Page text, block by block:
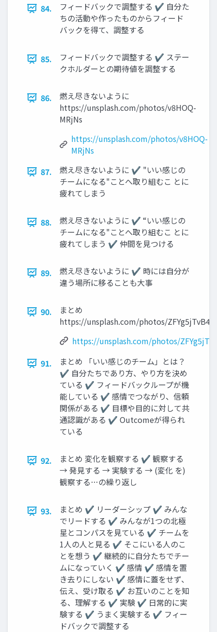
84.
フィードバックで調整する ✔ 自分た
ちの活動や作ったものからフィード
バックを得て、調整する
85.
フィードバックで調整する ✔ ステー
クホルダーとの期待値を調整する
86.
燃え尽きないように
https://unsplash.com/photos/v8HOQ-
MRjNs
https://unsplash.com/photos/v8HOQ-
MRjNs
87.
燃え尽きないように ✔ "いい感じの
チームになる"ことへ取り組むこ とに
疲れてしまう
88.
燃え尽きないように ✔ “いい感じの
チームになる"ことへ取り組むこ とに
疲れてしまう ✔ 仲間を見つける
89.
燃え尽きないように ✔ 時には自分が
違う場所に移ることも大事
90.
まとめ
https://unsplash.com/photos/ZFYg5jTvB4A
https://unsplash.com/photos/
91.
まとめ 「いい感じのチーム」とは？
✔ 自分たちであり方、やり方を決め
ている ✔ フィードバックループが機
能している ✔ 感情でつながり、信頼
関係がある ✔ 目標や目的に対して共
通認識がある ✔ Outcomeが得られ
ている
92.
まとめ 変化を観察する ✔ 観察する
→ 発見する → 実験する → (変化 を)
観察する…の繰り返し
93.
まとめ ✔ リーダーシップ ✔ みんな
でリードする ✔ みんなが1つの北極
星とコンパスを見ている ✔ チームを
1人の人と見る ✔ そこにいる人のこ
とを想う ✔ 継続的に自分たちでチー
ムになっていく ✔ 感情 ✔ 感情を置
き去りにしない ✔ 感情に蓋をせず、
伝え、受け取る ✔ お互いのことを知
る、理解する ✔ 実験 ✔ 日常的に実
験する ✔ うまく実験する ✔ フィー
ドバックで調整する